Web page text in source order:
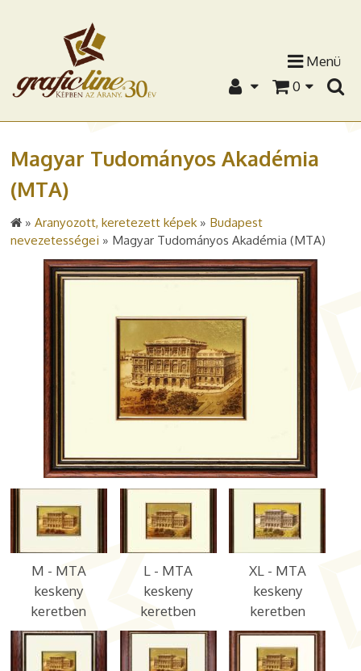
Menü
0
Magyar Tudományos Akadémia
(MTA)
» Aranyozott, keretezett képek» Budapest
nevezetességei » Magyar Tudományos Akadémia (MTA)
M - MTA
keskeny
keretben
L - MTA
keskeny
keretben
XL - MTA
keskeny
keretben